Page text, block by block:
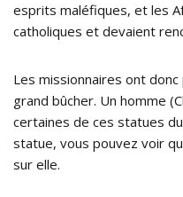
esprits maléfiques, et les
catholiques et devaient
Les missionnaires ont
grand bûcher. Un homme
certaines de ces statues
statue, vous pouvez voir
sur elle.